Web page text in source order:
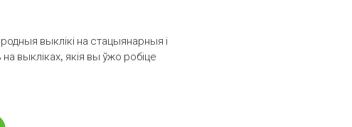
выклікі на стацыянарныя і
выкліках, якія вы ўжо робіце